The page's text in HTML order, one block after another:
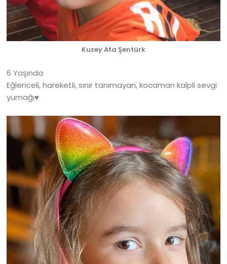
Kuzey Ata Şentürk
6 Yaşında
Eğlenceli, hareketli, sınır tanımayan, kocaman kalpli sevgi
yumağı♥️